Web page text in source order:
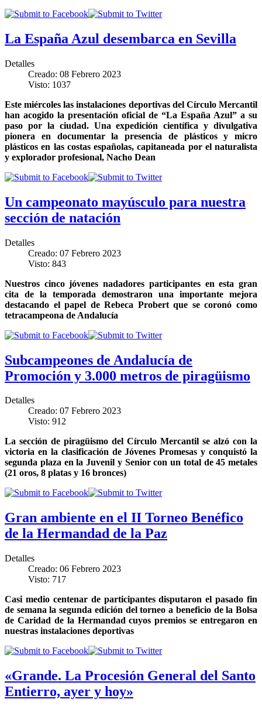
La España Azul desembarca en Sevilla
Detalles
Creado: 08 Febrero 2023
Visto: 1037
Este miércoles las instalaciones deportivas del Círculo Mercantil
han acogido la presentación oficial de “La España Azul” a su
paso por la ciudad. Una expedición científica y divulgativa
pionera en documentar la presencia de plásticos y micro
plásticos en las costas españolas, capitaneada por el naturalista
y explorador profesional, Nacho Dean
Un campeonato mayúsculo para nuestra
sección de natación
Detalles
Creado: 07 Febrero 2023
Visto: 843
Nuestros cinco jóvenes nadadores participantes en esta gran
cita de la temporada demostraron una importante mejora
destacando el papel de Rebeca Probert que se coronó como
tetracampeona de Andalucía
Subcampeones de Andalucía de
Promoción y 3.000 metros de piragüismo
Detalles
Creado: 07 Febrero 2023
Visto: 912
La sección de piragüismo del Círculo Mercantil se alzó con la
victoria en la clasificación de Jóvenes Promesas y conquistó la
segunda plaza en la Juvenil y Senior con un total de 45 metales
(21 oros, 8 platas y 16 bronces)
Gran ambiente en el II Torneo Benéfico
de la Hermandad de la Paz
Detalles
Creado: 06 Febrero 2023
Visto: 717
Casi medio centenar de participantes disputaron el pasado fin
de semana la segunda edición del torneo a beneficio de la Bolsa
de Caridad de la Hermandad cuyos premios se entregaron en
nuestras instalaciones deportivas
«Grande. La Procesión General del Santo
Entierro, ayer y hoy»